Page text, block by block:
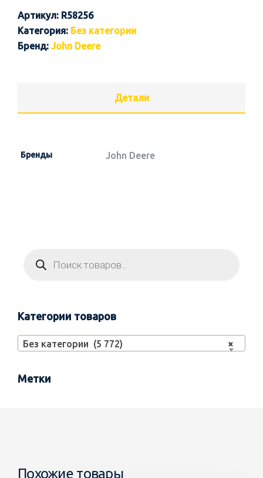
Артикул: R58256
Категория: Без категории
Бренд: John Deere
Детали
Бренды John Deere
Категории товаров
×
Без категории (5 772)
Метки
Похожие товары